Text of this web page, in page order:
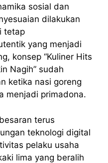
sosial dan
dilakukan
tetap
yang menjadi
konsep “Kuliner Hits
Nagih” sudah
ketika nasi goreng
menjadi primadona.
terus
teknologi digital
pelaku usaha
lima yang beralih